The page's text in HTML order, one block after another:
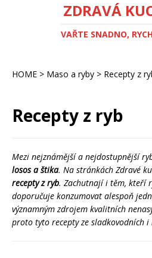
ZDRAVÁ
VAŘTE SNADNO,
HOME > Maso a ryby > Recepty z
Recepty z ryb
Mezi nejznámější a nejdostupnější
losos a štika. Na stránkách Zdravé
recepty z ryb. Zachutnají i těm, kteří
doporučuje konzumovat alespoň
významným zdrojem kvalitních
proto tyto recepty ze sladkovodních i